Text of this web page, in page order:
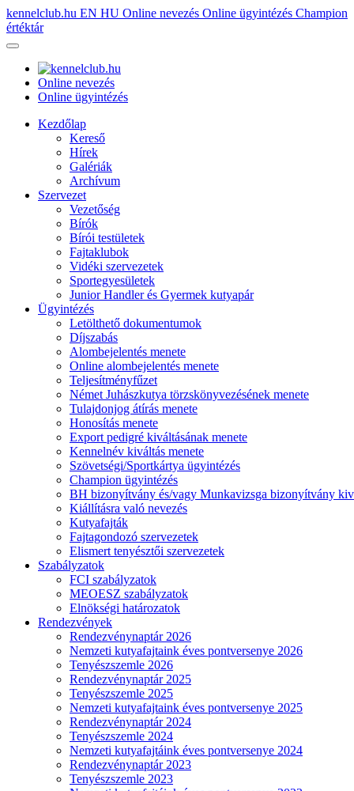
kennelclub.hu EN HU Online nevezés Online ügyintézés Champion
értéktár
Online nevezés
Online ügyintézés
Kezdőlap
Kereső
Hírek
Galériák
Archívum
Szervezet
Vezetőség
Bírók
Bírói testületek
Fajtaklubok
Vidéki szervezetek
Sportegyesületek
Junior Handler és Gyermek kutyapár
Ügyintézés
Letölthető dokumentumok
Díjszabás
Alombejelentés menete
Online alombejelentés menete
Teljesítményfűzet
Német Juhászkutya törzskönyvezésének menete
Tulajdonjog átírás menete
Honosítás menete
Export pedigré kiváltásának menete
Kennelnév kiváltás menete
Szövetségi/Sportkártya ügyintézés
Champion ügyintézés
BH bizonyítvány és/vagy Munkavizsga bizonyítvány
Kiállításra való nevezés
Kutyafajták
Fajtagondozó szervezetek
Elismert tenyésztői szervezetek
Szabályzatok
FCI szabályzatok
MEOESZ szabályzatok
Elnökségi határozatok
Rendezvények
Rendezvénynaptár 2026
Nemzeti kutyafajtaink éves pontversenye 2026
Tenyészszemle 2026
Rendezvénynaptár 2025
Tenyészszemle 2025
Nemzeti kutyafajtaink éves pontversenye 2025
Rendezvénynaptár 2024
Tenyészszemle 2024
Nemzeti kutyafajtáink éves pontversenye 2024
Rendezvénynaptár 2023
Tenyészszemle 2023